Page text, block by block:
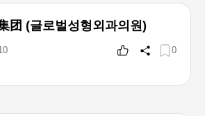
团 (글로벌성형외과의원)
0